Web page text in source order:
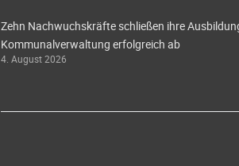
Zehn Nachwuchskräfte schließen ihre
Kommunalverwaltung erfolgreich ab
4. August 2026